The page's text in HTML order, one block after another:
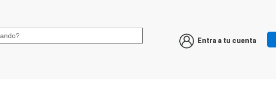
Entra a tu cuenta